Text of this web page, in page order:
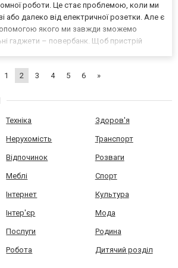
роботи. Це стає проблемою, коли ми
або далеко від електричної розетки. Але є
якого ми завжди зможемо
гаджети – повербанк. Щоб пристрій
1 2 3 4 5 6 »
Техніка Здоров'я
Нерухомість Транспорт
Відпочинок Розваги
Меблі Спорт
Інтернет Культура
Інтер'єр Мода
Послуги Родина
Робота Дитячий розділ